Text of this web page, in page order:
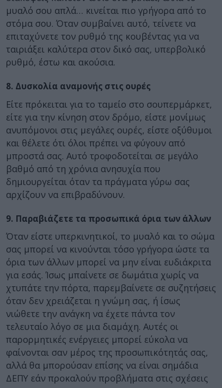
μυαλό σου απλά… κινείται πιο γρήγορα από το
στόμα σου. Όταν συμβαίνει αυτό, τείνετε να
επιταχύνετε τον ρυθμό της κουβέντας για να
ταιριάξει καλύτερα στον δικό σας, υπερβολικό
ρυθμό, έστω και ακούσια.
8. Δυσκολία αναμονής στις ουρές
Είτε πρόκειται για το ταμείο στο σουπερμάρκετ,
είτε για την κίνηση στον δρόμο, είστε μονίμως
ανυπόμονοι στις μεγάλες ουρές, είστε οξύθυμοι
και θέλετε ότι όλοι πρέπει να φύγουν από
μπροστά σας. Αυτό τροφοδοτείται σε μεγάλο
βαθμό από τη χρόνια ανησυχία που
δημιουργείται όταν τα πράγματα γύρω σας
αρχίζουν να επιβραδύνουν.
9. Παραβιάζετε τα προσωπικά όρια των άλλων
Όταν είστε υπερκινητικοί, το μυαλό και το σώμα
σας μπορεί να κινούνται τόσο γρήγορα ώστε τα
όρια των άλλων μπορεί να μην είναι ευδιάκριτα
για εσάς. Ίσως μπαίνετε σε δωμάτια χωρίς να
χτυπάτε την πόρτα, παρεμβαίνετε σε συζητήσεις
όταν δεν χρειάζεται η γνώμη σας, ή ίσως
νιώθετε την ανάγκη να έχετε πάντα τον
τελευταίο λόγο σε μια διαμάχη. Αυτές οι
παρορμητικές ενέργειες μπορεί εύκολα να
φαίνονται σαν μέρος της προσωπικότητάς σας,
αλλά θα μπορούσαν επίσης να είναι σημάδια
ΔΕΠΥ εάν προκαλούν προβλήματα στις σχέσεις